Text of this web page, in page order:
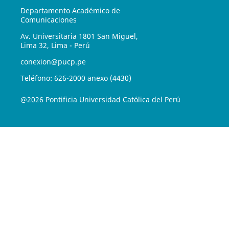
Departamento Académico de
Comunicaciones
Av. Universitaria 1801 San Miguel,
Lima 32, Lima - Perú
conexion@pucp.pe
Teléfono: 626-2000 anexo (4430)
@2026 Pontificia Universidad Católica del Perú